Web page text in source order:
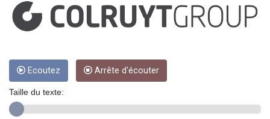
ERN 17.342035
ETB 186.049588
GBP 0.856968
GEL 3.017966
GGP 0.8566
GIP 0.8566
Ecoutez Arrête d'écouter
Taille du texte: